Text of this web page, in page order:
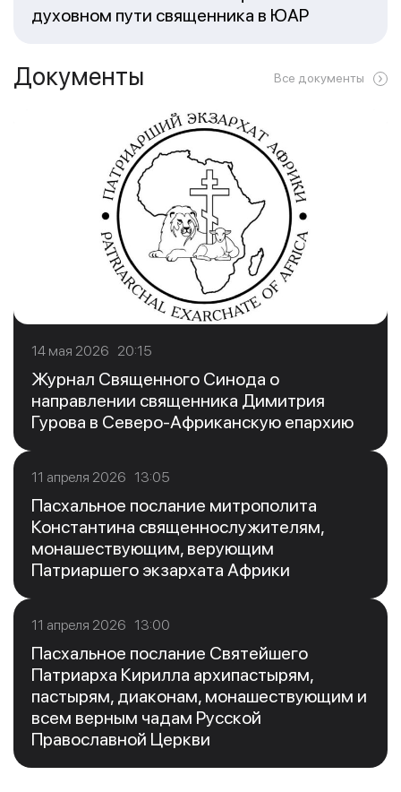
духовном пути священника в ЮАР
Документы Все документы
14 мая 2026 20:15
Журнал Священного Синода о
направлении священника Димитрия
Гурова в Северо-Африканскую епархию
11 апреля 2026 13:05
Пасхальное послание митрополита
Константина священнослужителям,
монашествующим, верующим
Патриаршего экзархата Африки
11 апреля 2026 13:00
Пасхальное послание Святейшего
Патриарха Кирилла архипастырям,
пастырям, диаконам, монашествующим и
всем верным чадам Русской
Православной Церкви